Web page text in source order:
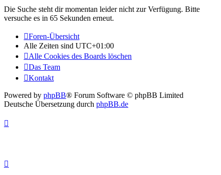
Die Suche steht dir momentan leider nicht zur Verfügung. Bitte
versuche es in 65 Sekunden erneut.
Foren-Übersicht
Alle Zeiten sind UTC+01:00
Alle Cookies des Boards löschen
Das Team
Kontakt
Powered by phpBB® Forum Software © phpBB Limited
Deutsche Übersetzung durch phpBB.de